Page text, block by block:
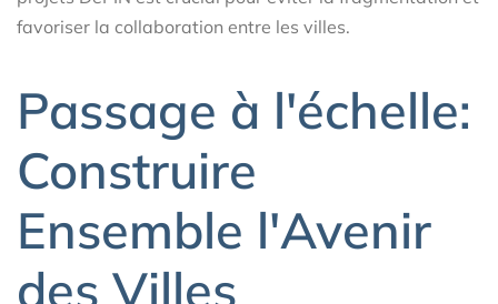
favoriser la collaboration entre les villes.
Passage à l'échelle:
Construire
Ensemble l'Avenir
des Villes